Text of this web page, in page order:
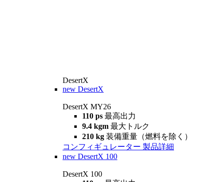
DesertX
new DesertX
DesertX MY26
110 ps 最高出力
9.4 kgm 最大トルク
210 kg 装備重量（燃料を除く）
コンフィギュレーター 製品詳細
new DesertX 100
DesertX 100